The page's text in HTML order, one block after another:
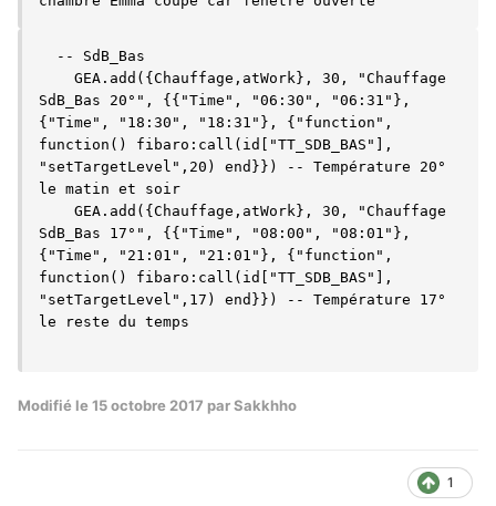
SdB_Bas 20°", {{"Time", "06:30", "06:31"},
{"Time", "18:30", "18:31"}, {"function",
function() fibaro:call(id["TT_SDB_BAS"],
"setTargetLevel",20) end}}) -- Température 20°
le matin et soir
SdB_Bas 17°", {{"Time", "08:00", "08:01"},
{"Time", "21:01", "21:01"}, {"function",
function() fibaro:call(id["TT_SDB_BAS"],
"setTargetLevel",17) end}}) -- Température 17°
le reste du temps
Modifié le 15 octobre 2017 par Sakkhho
1